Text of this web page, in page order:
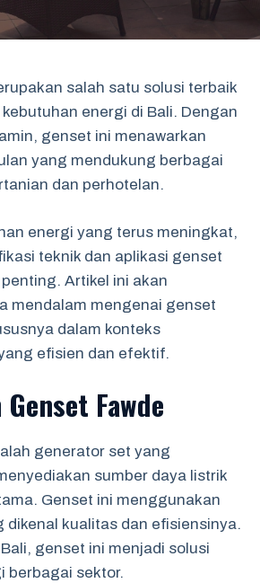
salah satu solusi terbaik
energi di Bali. Dengan
genset ini menawarkan
yang mendukung berbagai
dan perhotelan.
energi yang terus meningkat,
teknik dan aplikasi genset
Artikel ini akan
mendalam mengenai genset
dalam konteks
efisien dan efektif.
Fawde
generator set yang
sumber daya listrik
Genset ini menggunakan
dikenal kualitas dan efisiensinya.
genset ini menjadi solusi
berbagai sektor.